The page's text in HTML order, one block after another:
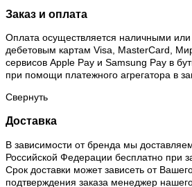
Заказ и оплата
Оплата осуществляется наличными
дебетовым картам Visa, MasterCard,
сервисов Apple Pay и Samsung Pay в
при помощи платежного агрегатора в
Свернуть
Доставка
В зависимости от бренда мы
Российской Федерации бесплатно при
Срок доставки может зависеть от
подтверждения заказа менеджер